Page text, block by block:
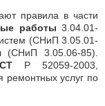
правила в части
работы 3.04.01-
(СНиП 3.05.01-
(СНиП 3.05.06-85).
Р 52059-2003,
ремонтных услуг по